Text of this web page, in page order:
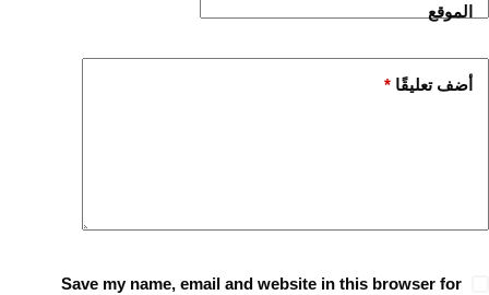
الموقع
أضف تعليقًا *
Save my name, email and website in this browser for